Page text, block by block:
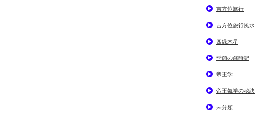
吉方位旅行
吉方位旅行風水
四緑木星
季節の歳時記
帝王学
帝王氣学の秘訣
未分類